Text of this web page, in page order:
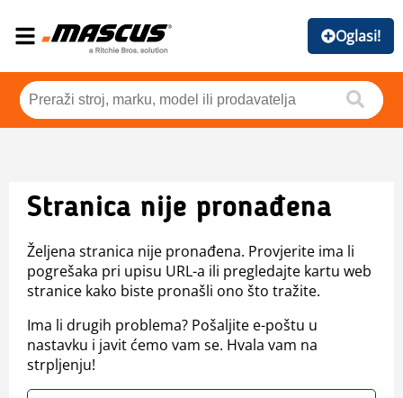
Oglasi!
Stranica nije pronađena
Željena stranica nije pronađena. Provjerite ima li
pogrešaka pri upisu URL-a ili pregledajte kartu web
stranice kako biste pronašli ono što tražite.
Ima li drugih problema? Pošaljite e-poštu u
nastavku i javit ćemo vam se. Hvala vam na
strpljenju!